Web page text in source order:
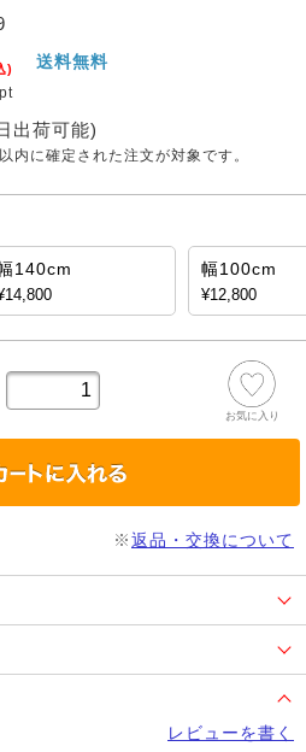
) 送料無料
出荷可能)
以内に確定された注文が対象です。
140cm 幅100cm
¥12,800
お気に入り
※返品・交換について
レビューを書く